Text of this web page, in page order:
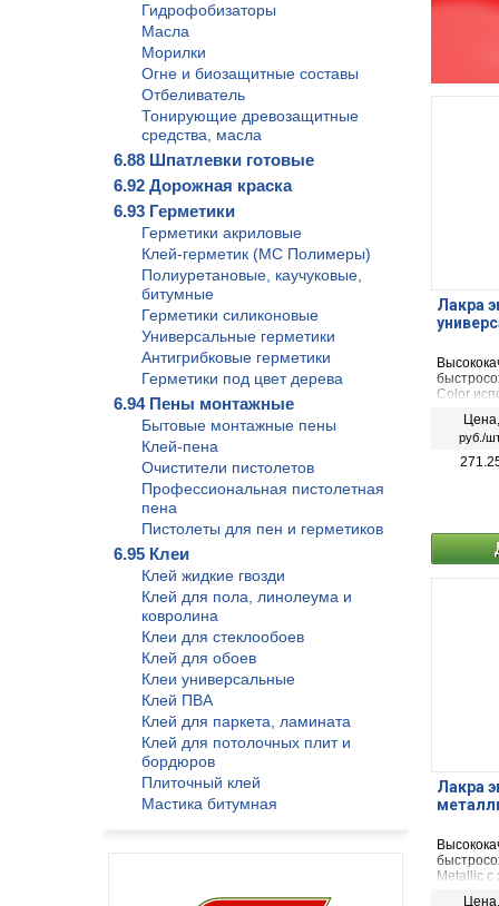
Гидрофобизаторы
Масла
Морилки
Огне и биозащитные составы
Отбеливатель
Тонирующие древозащитные
средства, масла
6.88 Шпатлевки готовые
6.92 Дорожная краска
6.93 Герметики
Герметики акриловые
Клей-герметик (МС Полимеры)
Полиуретановые, каучуковые,
битумные
Герметики силиконовые
Универсальные герметики
Антигрибковые герметики
Герметики под цвет дерева
6.94 Пены монтажные
Бытовые монтажные пены
Клей-пена
Очистители пистолетов
Профессиональная пистолетная
пена
Пистолеты для пен и герметиков
6.95 Клеи
Клей жидкие гвозди
Клей для пола, линолеума и
ковролина
Клеи для стеклообоев
Клей для обоев
Клеи универсальные
Клей ПВА
Клей для паркета, ламината
Клей для потолочных плит и
бордюров
Плиточный клей
Мастика битумная
Лакра
Color
дляЦена,
руб./
Лакра
Metallic с
Цена,